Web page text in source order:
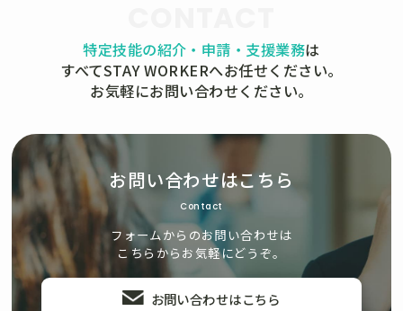
特定技能の紹介・申請・支援業務は
すべてSTAY WORKERへお任せください。
お気軽にお問い合わせください。
お問い合わせはこちら
Contact
フォームからのお問い合わせは
こちらからお気軽にどうぞ。
お問い合わせはこちら